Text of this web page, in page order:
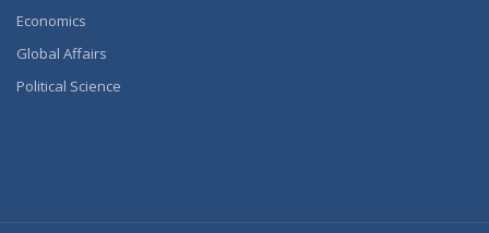
Economics
Global Affairs
Political Science